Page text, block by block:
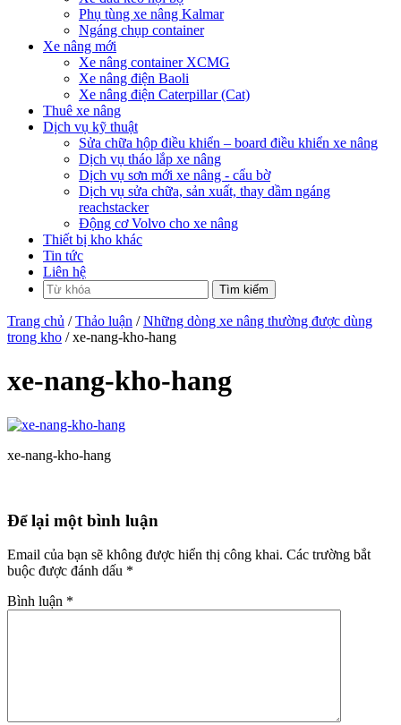
Phụ tùng xe nâng Kalmar
Ngáng chụp container
Xe nâng mới
Xe nâng container XCMG
Xe nâng điện Baoli
Xe nâng điện Caterpillar (Cat)
Thuê xe nâng
Dịch vụ kỹ thuật
Sửa chữa hộp điều khiển – board điều khiển xe nâng
Dịch vụ tháo lắp xe nâng
Dịch vụ sơn mới xe nâng - cẩu bờ
Dịch vụ sửa chữa, sản xuất, thay dầm ngáng
reachstacker
Động cơ Volvo cho xe nâng
Thiết bị kho khác
Tin tức
Liên hệ
Trang chủ /Thảo luận /Những dòng xe nâng thường được dùng
trong kho / xe-nang-kho-hang
xe-nang-kho-hang
xe-nang-kho-hang
Để lại một bình luận
Email của bạn sẽ không được hiển thị công khai. Các trường bắt
buộc được đánh dấu *
Bình luận *